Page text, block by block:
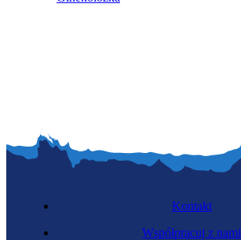
Kontakt
Współpracuj z nami